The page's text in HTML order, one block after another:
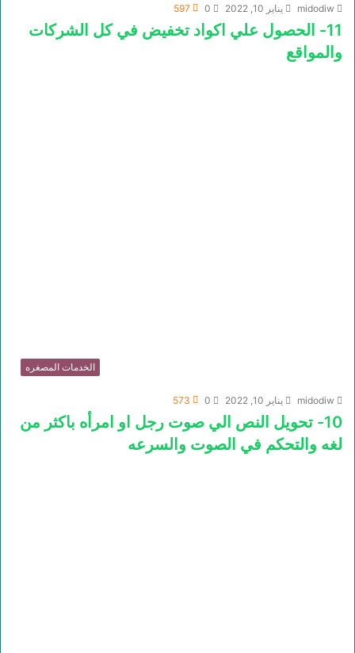
midodiw يناير 10, 2022 0
597
11- الحصول علي اكواد تخفيض في كل الشركات
والمواقع
الخدمات المصغره
midodiw يناير 10, 2022 0
573
10- تحويل النص الي صوت رجل او امرأه باكثر من
لغه والتحكم في الصوت والسرعه